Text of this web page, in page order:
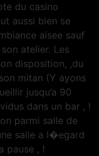
du casino
aussi bien se
aisee sauf
atelier. Les
disposition, ,du
mitan (Y ayons
jusqu’a 90
dans un bar , !
parmi salle de
salle a l�egard
pause , !